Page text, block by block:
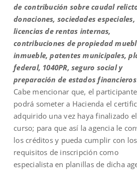
de contribución sobre caudal
donaciones, sociedades especiales,
licencias de rentas internas,
contribuciones de propiedad
inmueble, patentes municipales,
federal, 1040PR, seguro social y
preparación de estados financieros
Cabe mencionar que, el participante
podrá someter a Hacienda el
adquirido una vez haya finalizado el
curso; para que así la agencia le
los créditos y pueda cumplir con los
requisitos de inscripción como
especialista en planillas de dicha